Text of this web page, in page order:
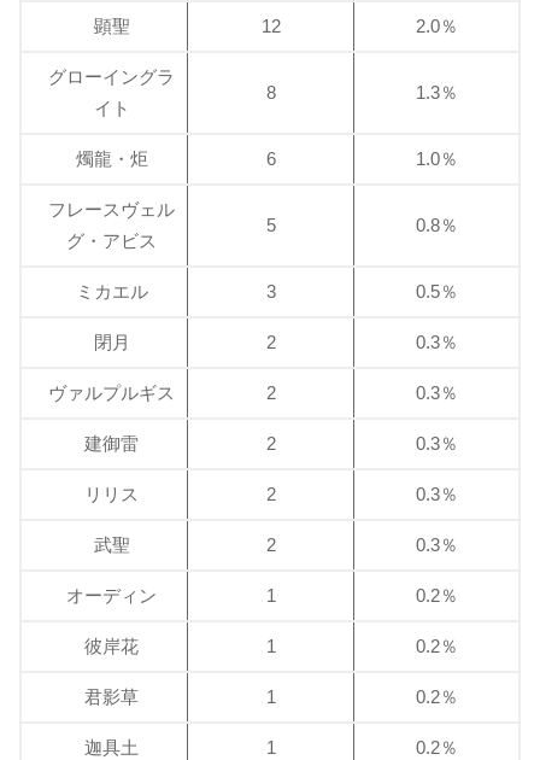
顕聖 12 2.0％
グローイングラ
イト
8 1.3％
燭龍・炬 6 1.0％
フレースヴェル
グ・アビス
5 0.8％
ミカエル 3 0.5％
閉月 2 0.3％
ヴァルプルギス 2 0.3％
建御雷 2 0.3％
リリス 2 0.3％
武聖 2 0.3％
オーディン 1 0.2％
彼岸花 1 0.2％
君影草 1 0.2％
迦具土 1 0.2％